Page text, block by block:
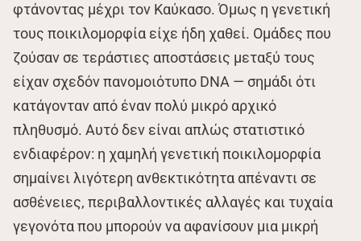
φτάνοντας μέχρι τον Καύκασο. Όμως η γενετική
τους ποικιλομορφία είχε ήδη χαθεί. Ομάδες που
ζούσαν σε τεράστιες αποστάσεις μεταξύ τους
είχαν σχεδόν πανομοιότυπο DNA — σημάδι ότι
κατάγονταν από έναν πολύ μικρό αρχικό
πληθυσμό. Αυτό δεν είναι απλώς στατιστικό
ενδιαφέρον: η χαμηλή γενετική ποικιλομορφία
σημαίνει λιγότερη ανθεκτικότητα απέναντι σε
ασθένειες, περιβαλλοντικές αλλαγές και τυχαία
γεγονότα που μπορούν να αφανίσουν μια μικρή